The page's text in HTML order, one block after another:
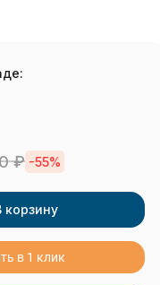
₽ -55%
корзину
в 1 клик